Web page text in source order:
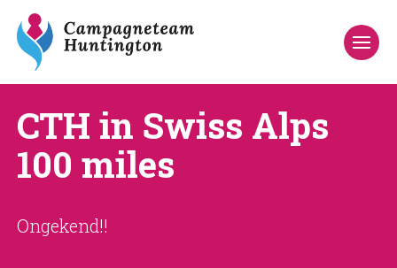
CTH in Swiss Alps
100 miles
Ongekend!!